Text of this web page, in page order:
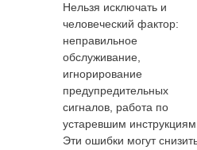
Нельзя исключать и
человеческий фактор:
неправильное
обслуживание,
игнорирование
предупредительных
сигналов, работа по
устаревшим
Эти ошибки могут